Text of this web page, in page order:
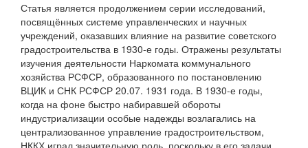
Статья является продолжением серии иссле­дований,
посвящённых системе управленческих и научных
учреждений, оказавших влияние на развитие советского
градостроительства в 1930-е годы. Отражены результаты
из­учения деятельности Наркомата коммунального
хозяйства РСФСР, образованного по постановлению
ВЦИК и СНК РСФСР 20.07. 1931 года. В 1930-е годы,
когда на фоне быстро набирав­шей обороты
индустриализации особые надежды возлагались на
централизованное управление градостроительством,
НККХ играл значительную роль, поскольку в его задачи